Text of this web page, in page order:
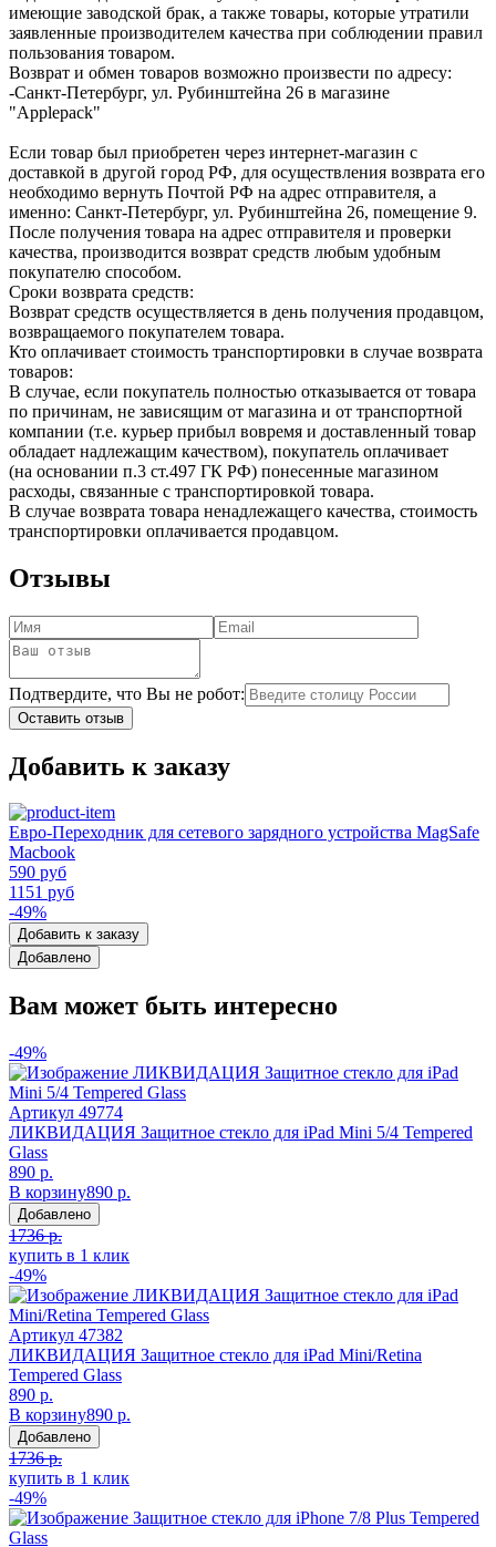
имеющие заводской брак, а также товары, которые утратили
заявленные производителем качества при соблюдении правил
пользования товаром.
Возврат и обмен товаров возможно произвести по адресу:
-Санкт-Петербург, ул. Рубинштейна 26 в магазине
"Applepack"
Если товар был приобретен через интернет-магазин с
доставкой в другой город РФ, для осуществления возврата его
необходимо вернуть Почтой РФ на адрес отправителя, а
именно: Санкт-Петербург, ул. Рубинштейна 26, помещение 9.
После получения товара на адрес отправителя и проверки
качества, производится возврат средств любым удобным
покупателю способом.
Сроки возврата средств:
Возврат средств осуществляется в день получения продавцом,
возвращаемого покупателем товара.
Кто оплачивает стоимость транспортировки в случае возврата
товаров:
В случае, если покупатель полностью отказывается от товара
по причинам, не зависящим от магазина и от транспортной
компании (т.е. курьер прибыл вовремя и доставленный товар
обладает надлежащим качеством), покупатель оплачивает
(на основании п.3 ст.497 ГК РФ) понесенные магазином
расходы, связанные с транспортировкой товара.
В случае возврата товара ненадлежащего качества, стоимость
транспортировки оплачивается продавцом.
Отзывы
Подтвердите, что Вы не робот:
Оставить отзыв
Добавить к заказу
Евро-Переходник для сетевого зарядного устройства MagSafe
Macbook
590 руб
1151 руб
-49%
Добавить к заказу
Добавлено
Вам может быть интересно
-49%
Артикул 49774
ЛИКВИДАЦИЯ Защитное стекло для iPad Mini 5/4 Tempered
Glass
890 р.
В корзину890 р.
Добавлено
1736 р.
купить в 1 клик
-49%
Артикул 47382
ЛИКВИДАЦИЯ Защитное стекло для iPad Mini/Retina
Tempered Glass
890 р.
В корзину890 р.
Добавлено
1736 р.
купить в 1 клик
-49%